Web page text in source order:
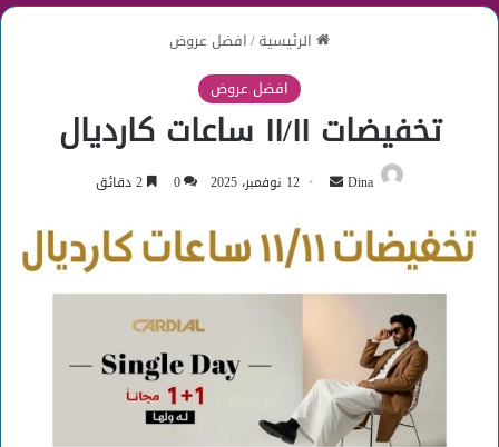
الرئيسية/افضل عروض
افضل عروض
تخفيضات ١١/١١ ساعات كارديال
Dina
أرسل
إلكترونيا
12 نوفمبر، 2025 0